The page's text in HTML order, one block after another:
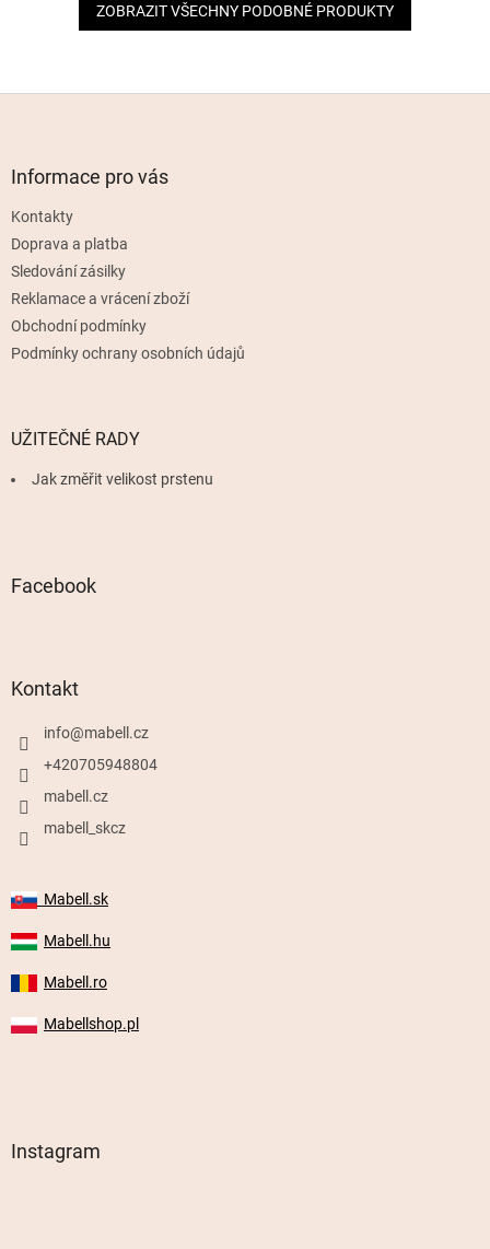
ZOBRAZIT VŠECHNY PODOBNÉ PRODUKTY
Informace pro vás
Kontakty
Doprava a platba
Sledování zásilky
Reklamace a vrácení zboží
Obchodní podmínky
Podmínky ochrany osobních údajů
UŽITEČNÉ RADY
Jak změřit velikost prstenu
Facebook
Kontakt
info@mabell.cz
+420705948804
mabell.cz
mabell_skcz
Mabell.sk
Mabell.hu
Mabell.ro
Mabellshop.pl
Instagram